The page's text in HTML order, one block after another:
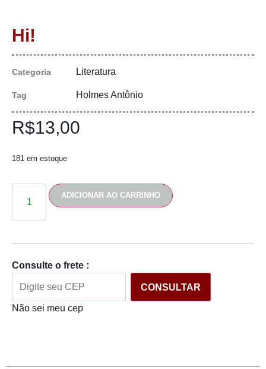
Hi!
Categoria Literatura
Tag Holmes Antônio
R$13,00
181 em estoque
ADICIONAR AO CARRINHO
Consulte o frete :
CONSULTAR
Não sei meu cep